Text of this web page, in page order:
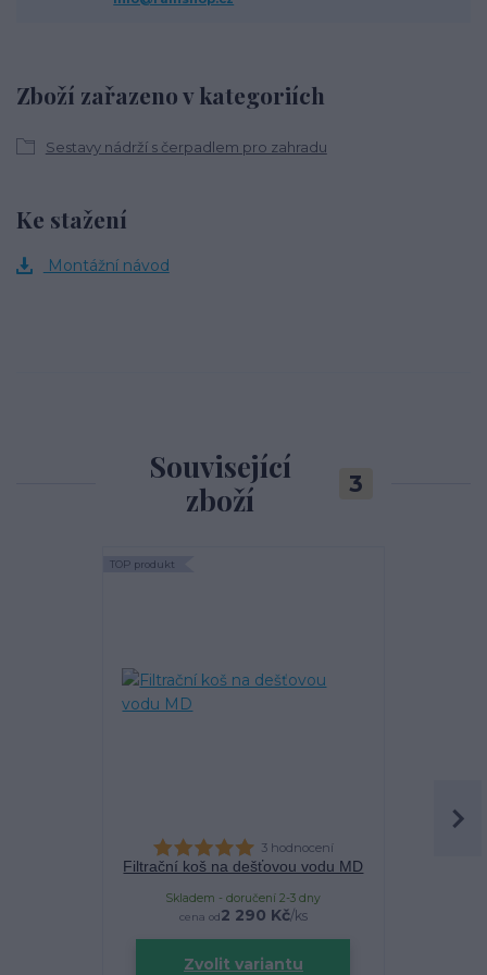
Zboží zařazeno v kategoriích
Sestavy nádrží s čerpadlem pro zahradu
Ke stažení
Montážní návod
Související
zboží
3
TOP produkt
3 hodnocení
Filtrační koš na dešťovou vodu MD
cena od2 290 Kč/ks
Skladem - doručení 2-3 dny
Zvolit variantu